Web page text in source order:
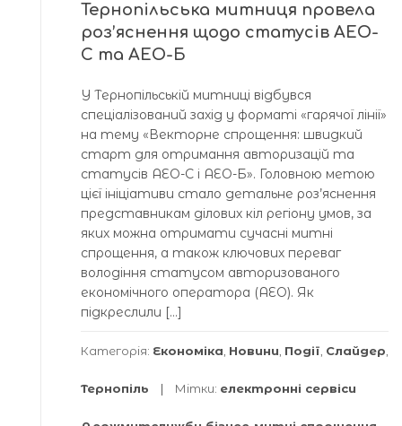
Тернопільська митниця провела
роз’яснення щодо статусів АЕО-
С та АЕО-Б
У Тернопільській митниці відбувся
спеціалізований захід у форматі «гарячої лінії»
на тему «Векторне спрощення: швидкий
старт для отримання авторизацій та
статусів АЕО-С і АЕО-Б». Головною метою
цієї ініціативи стало детальне роз’яснення
представникам ділових кіл регіону умов, за
яких можна отримати сучасні митні
спрощення, а також ключових переваг
володіння статусом авторизованого
економічного оператора (АЕО). Як
підкреслили […]
Категорія: Економіка Новини Події Слайдер
Тернопіль Мітки: електронні сервіси